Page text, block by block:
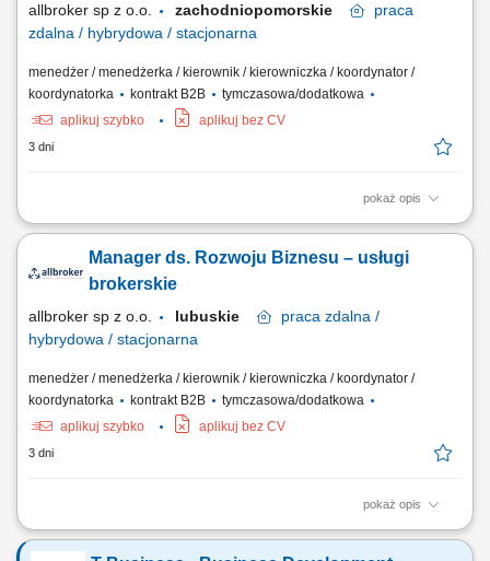
allbroker sp z o.o. zachodniopomorskie
praca
zdalna / hybrydowa / stacjonarna
menedżer / menedżerka / kierownik / kierowniczka / koordynator /
koordynatorka
kontrakt B2B
tymczasowa/dodatkowa
aplikuj szybko
aplikuj bez CV
3 dni
pokaż opis
Opis stanowiska Aktywne wyszukiwanie przedsiębiorstw
Nawiązywanie pierwszego kontaktu z właścicielami, członkami
zarządów, dyrektorami finansowymi, osobami odpowiedzialnymi za
Manager ds. Rozwoju Biznesu – usługi
brokerskie
allbroker sp z o.o. lubuskie praca zdalna /
hybrydowa / stacjonarna
menedżer / menedżerka / kierownik / kierowniczka / koordynator /
koordynatorka
kontrakt B2B
tymczasowa/dodatkowa
aplikuj szybko
aplikuj bez CV
3 dni
pokaż opis
Opis stanowiska Aktywne wyszukiwanie przedsiębiorstw
odpowiadających profilowi docelowego klienta Allbrokera.